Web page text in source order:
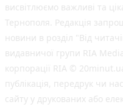
висвітлюємо важливі та
Тернополя. Редакція
новини в розділ "Від
видавничої групи RIA
корпорації RIA ©
публiкацiя, передрук чи
сайту у друкованих або